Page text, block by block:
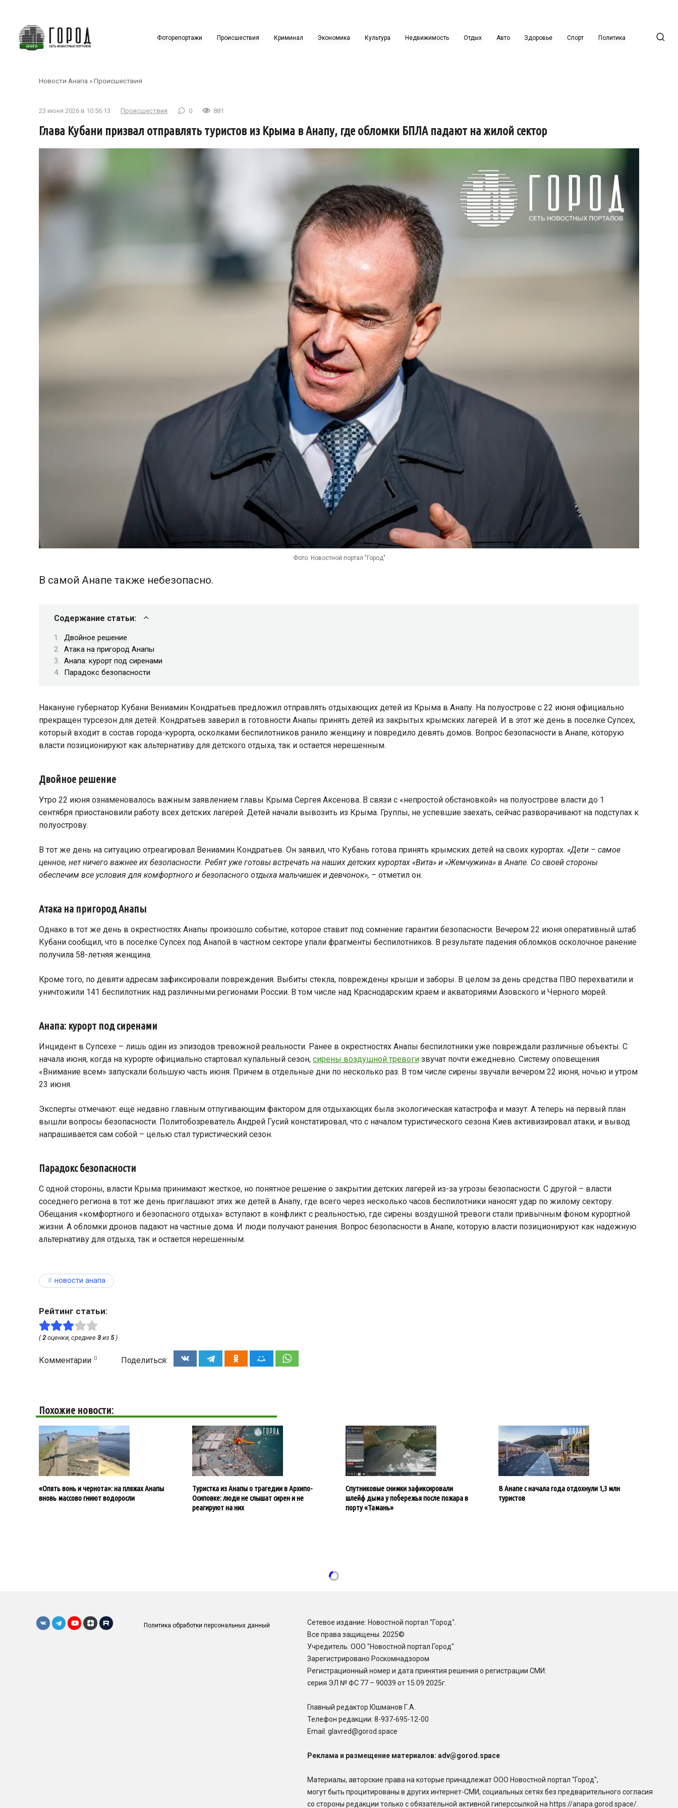
контенту
Фоторепортажи Происшествия Криминал Экономика Культура Недвижимость Отдых Авто Здоровье Спорт Политика
Новости Анапа »Происшествия
23 июня 2026 в 10:56:13 Происшествия 0 881
Глава Кубани призвал отправлять туристов из Крыма в Анапу, где обломки БПЛА падают на жилой сектор
Фото: Новостной портал "Город"
В самой Анапе также небезопасно.
Содержание статьи:
Двойное решение
Атака на пригород Анапы
Анапа: курорт под сиренами
Парадокс безопасности
Накануне губернатор Кубани Вениамин Кондратьев предложил отправлять отдыхающих детей из Крыма в Анапу. На полуострове с 22 июня официально
прекращен турсезон для детей. Кондратьев заверил в готовности Анапы принять детей из закрытых крымских лагерей. И в этот же день в поселке Супсех,
который входит в состав города-курорта, осколками беспилотников ранило женщину и повредило девять домов. Вопрос безопасности в Анапе, которую
власти позиционируют как альтернативу для детского отдыха, так и остается нерешенным.
Двойное решение
Утро 22 июня ознаменовалось важным заявлением главы Крыма Сергея Аксенова. В связи с «непростой обстановкой» на полуострове власти до 1
сентября приостановили работу всех детских лагерей. Детей начали вывозить из Крыма. Группы, не успевшие заехать, сейчас разворачивают на подступах к
полуострову.
В тот же день на ситуацию отреагировал Вениамин Кондратьев. Он заявил, что Кубань готова принять крымских детей на своих курортах. «Дети – самое
ценное, нет ничего важнее их безопасности. Ребят уже готовы встречать на наших детских курортах «Вита» и «Жемчужина» в Анапе. Со своей стороны
обеспечим все условия для комфортного и безопасного отдыха мальчишек и девчонок», – отметил он.
Атака на пригород Анапы
Однако в тот же день в окрестностях Анапы произошло событие, которое ставит под сомнение гарантии безопасности. Вечером 22 июня оперативный штаб
Кубани сообщил, что в поселке Супсех под Анапой в частном секторе упали фрагменты беспилотников. В результате падения обломков осколочное ранение
получила 58-летняя женщина.
Кроме того, по девяти адресам зафиксировали повреждения. Выбиты стекла, повреждены крыши и заборы. В целом за день средства ПВО перехватили и
уничтожили 141 беспилотник над различными регионами России. В том числе над Краснодарским краем и акваториями Азовского и Черного морей.
Анапа: курорт под сиренами
Инцидент в Супсехе – лишь один из эпизодов тревожной реальности. Ранее в окрестностях Анапы беспилотники уже повреждали различные объекты. С
начала июня, когда на курорте официально стартовал купальный сезон, сирены воздушной тревоги звучат почти ежедневно. Систему оповещения
«Внимание всем» запускали большую часть июня. Причем в отдельные дни по несколько раз. В том числе сирены звучали вечером 22 июня, ночью и утром
23 июня.
Эксперты отмечают: ещё недавно главным отпугивающим фактором для отдыхающих была экологическая катастрофа и мазут. А теперь на первый план
вышли вопросы безопасности. Политобозреватель Андрей Гусий констатировал, что с началом туристического сезона Киев активизировал атаки, и вывод
напрашивается сам собой – целью стал туристический сезон.
Парадокс безопасности
С одной стороны, власти Крыма принимают жесткое, но понятное решение о закрытии детских лагерей из-за угрозы безопасности. С другой – власти
соседнего региона в тот же день приглашают этих же детей в Анапу, где всего через несколько часов беспилотники наносят удар по жилому сектору.
Обещания «комфортного и безопасного отдыха» вступают в конфликт с реальностью, где сирены воздушной тревоги стали привычным фоном курортной
жизни. А обломки дронов падают на частные дома. И люди получают ранения. Вопрос безопасности в Анапе, которую власти позиционируют как надежную
альтернативу для отдыха, так и остается нерешенным.
новости анапа
Рейтинг статьи:
(2 оценки, среднее 3 из 5)
Комментарии 0 Поделиться:
Похожие новости:
«Опять вонь и чернота»: на пляжах Анапы
вновь массово гниют водоросли
Туристка из Анапы о трагедии в Архипо-
Осиповке: люди не слышат сирен и не
реагируют на них
Спутниковые снимки зафиксировали
шлейф дыма у побережья после пожара в
порту «Тамань»
В Анапе с начала года отдохнули 1,3 млн
туристов
Политика обработки персональных данный
Сетевое издание: Новостной портал "Город".
Все права защищены. 2025©
Учредитель: ООО "Новостной портал Город"
Зарегистрировано Роскомнадзором
Регистрационный номер и дата принятия решения о регистрации СМИ:
серия ЭЛ № ФС 77 – 90039 от 15.09.2025г.
Главный редактор Юшманов Г.А.
Телефон редакции: 8-937-695-12-00
Email: glavred@gorod.space
Реклама и размещение материалов: adv@gorod.space
Материалы, авторские права на которые принадлежат ООО Новостной портал "Город",
могут быть процитированы в других интернет-СМИ, социальных сетях без предварительного согласия
со стороны редакции только с обязательной активной гиперссылкой на https://anapa.gorod.space/.